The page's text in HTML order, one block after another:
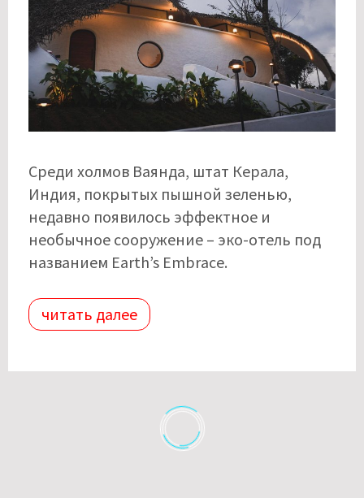
Среди холмов Ваянда, штат Керала,
Индия, покрытых пышной зеленью,
недавно появилось эффектное и
необычное сооружение – эко-отель под
названием Earth’s Embrace.
читать далее